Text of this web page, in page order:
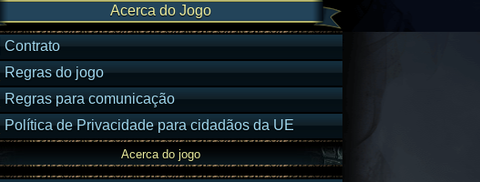
Acerca do Jogo
Contrato
Regras do jogo
Regras para comunicação
Política de Privacidade para cidadãos da UE
Acerca do jogo